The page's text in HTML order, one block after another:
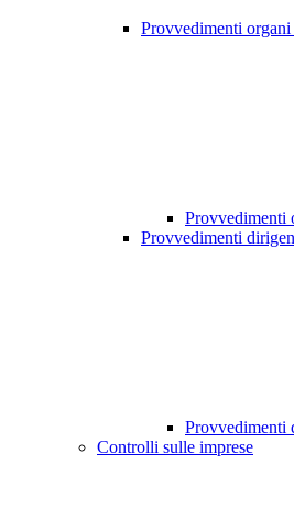
Provvedimenti
Provvedimenti
Provvedimenti
Provvedimenti
Controlli sulle imprese